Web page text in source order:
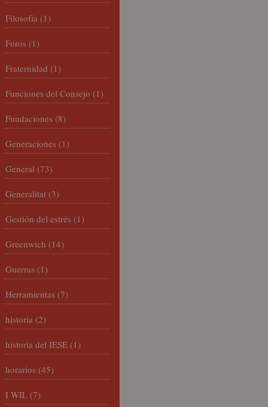
Filosofía (1)
Foros (1)
Fraternidad (1)
Funciones del Consejo (1)
Fundaciones (8)
Generaciones (1)
General (73)
Generalitat (3)
Gestión del estrés (1)
Greenwich (14)
Guerras (1)
Herramientas (7)
historia (2)
historia del IESE (1)
horarios (45)
I WIL (7)